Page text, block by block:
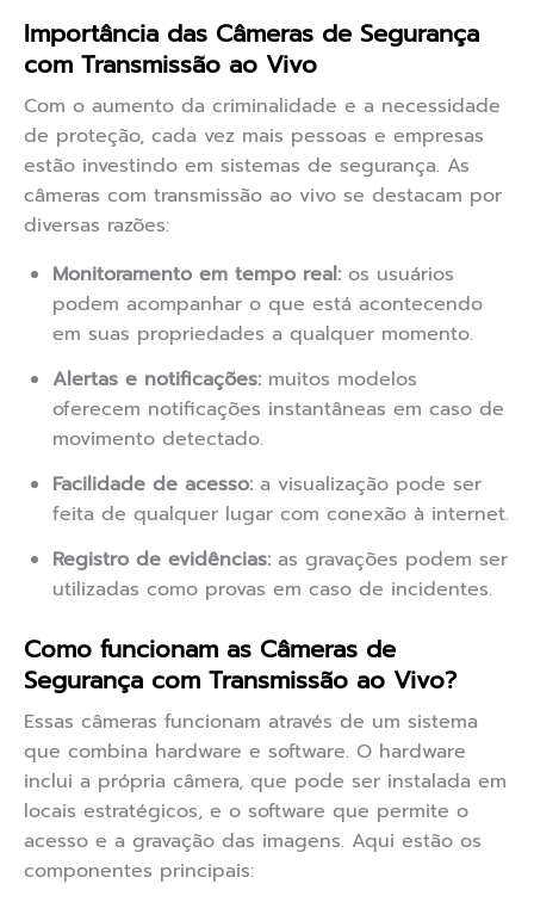
Importância das Câmeras de Segurança
com Transmissão ao Vivo
Com o aumento da criminalidade e a necessidade
de proteção, cada vez mais pessoas e empresas
estão investindo em sistemas de segurança. As
câmeras com transmissão ao vivo se destacam por
diversas razões:
Monitoramento em tempo real: os usuários
podem acompanhar o que está acontecendo
em suas propriedades a qualquer momento.
Alertas e notificações: muitos modelos
oferecem notificações instantâneas em caso de
movimento detectado.
Facilidade de acesso: a visualização pode ser
feita de qualquer lugar com conexão à internet.
Registro de evidências: as gravações podem ser
utilizadas como provas em caso de incidentes.
Como funcionam as Câmeras de
Segurança com Transmissão ao Vivo?
Essas câmeras funcionam através de um sistema
que combina hardware e software. O hardware
inclui a própria câmera, que pode ser instalada em
locais estratégicos, e o software que permite o
acesso e a gravação das imagens. Aqui estão os
componentes principais: